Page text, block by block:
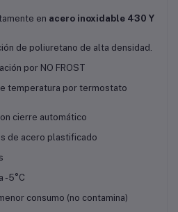
en acero inoxidable 430 Y
de poliuretano de alta densidad.
por NO FROST
temperatura por termostato
cierre automático
de acero plastificado
-5°C
consumo (no contamina)